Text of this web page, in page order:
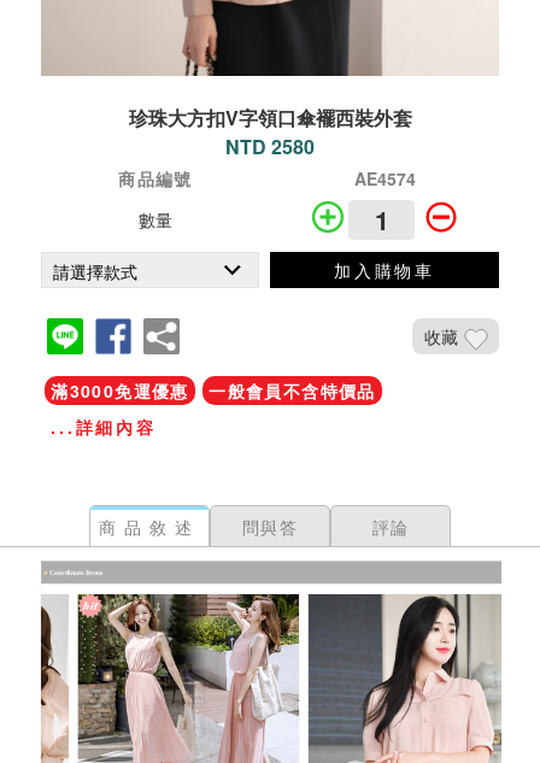
珍珠大方扣V字領口傘襬西裝外套
NTD 2580
商品編號
AE4574
數量
加入購物車
收藏
滿3000免運優惠
一般會員不含特價品
...詳細內容
商品敘述 問與答 評論